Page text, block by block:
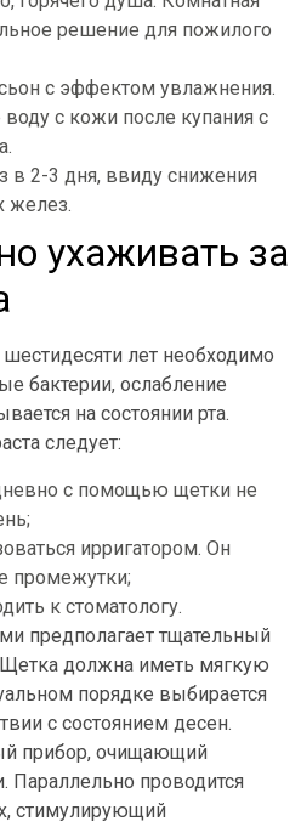
решение для пожилого
с эффектом увлажнения.
воду с кожи после купания с
в 2-3 дня, ввиду снижения
желез.
ухаживать за
лет необходимо
бактерии, ослабление
на состоянии рта.
следует:
с помощью щетки не
ирригатором. Он
промежутки;
к стоматологу.
предполагает тщательный
должна иметь мягкую
порядке выбирается
с состоянием десен.
прибор, очищающий
Параллельно проводится
стимулирующий